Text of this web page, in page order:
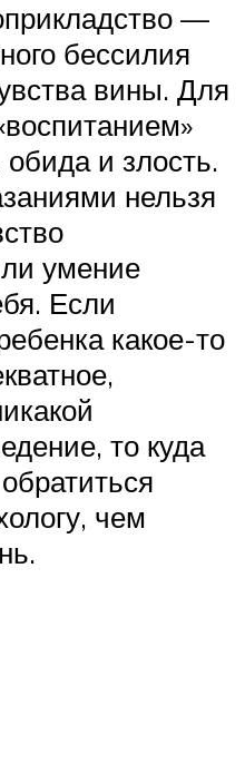
—
бессилия
вины. Для
обида и злость.
нельзя
умение
Если
какое-то
то куда
чем